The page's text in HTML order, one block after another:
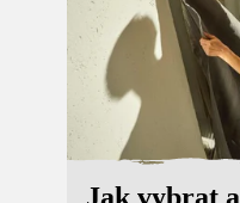
Jak vybrat